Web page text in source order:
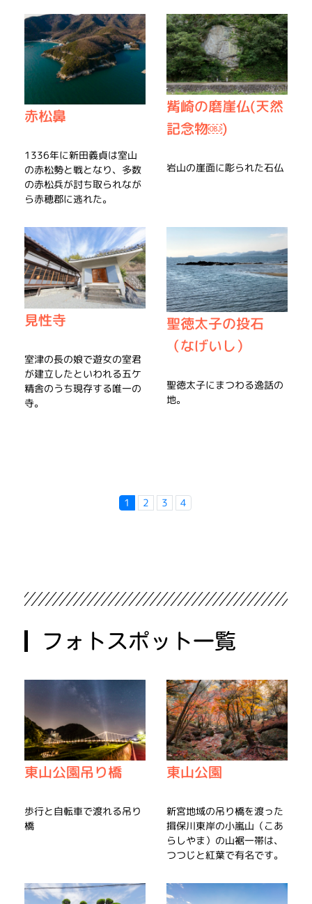
赤松鼻
1336年に新田義貞は室山
の赤松勢と戦となり、多数
の赤松兵が討ち取られなが
ら赤穂郡に逃れた。
觜崎の磨崖仏(天然
記念物￼)
岩山の崖面に彫られた石仏
見性寺
室津の長の娘で遊女の室君
が建立したといわれる五ケ
精舎のうち現存する唯一の
寺。
聖徳太子の投石
（なげいし）
聖徳太子にまつわる逸話の
地。
1 2 3 4
フォトスポット一覧
東山公園吊り橋
歩行と自転車で渡れる吊り
橋
東山公園
新宮地域の吊り橋を渡った
揖保川東岸の小嵐山（こあ
らしやま）の山裾一帯は、
つつじと紅葉で有名です。